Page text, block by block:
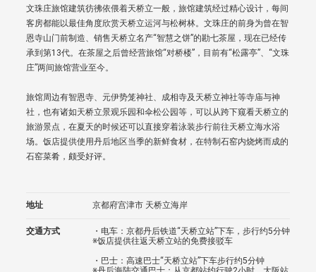
文珠庄旅馆建筑彷彿依偎着天桥立一般，旅馆建筑经过精心设计，每间
客房都能以最佳角度欣赏天桥立运河与松树林。文珠庄的前身为曾在智
恩寺山门前制造、销售天桥立名产“智慧之饼”的勘七茶屋，现在已经传
承到第13代。在茶屋之后曾经营旅馆“对桥楼”，目前有“松露亭”、“文珠
庄”两间旅馆营业至今。
旅馆周边有智恩寺、元伊势笼神社、成相寺及天桥立神社等寺庙与神
社，也有诸如天桥立景观乐园和伞松公园等，可以从跨下窥看天桥立的
旅游景点，在夏天的时候还可以直接穿着泳装步行前往天桥立海水浴
场。饭店提供使用丹后地区当季的新鲜食材，在特制石窑内烧烤而成的
石窑菜肴，颇受好评。
地址 京都府宫津市 天桥立海岸
交通方式
・电车：京都丹后铁道“天桥立站”下车，步行约5分钟
※饭店提供往返天桥立站的免费接驳车
・巴士：高速巴士“天桥立站”下车步行约5分钟